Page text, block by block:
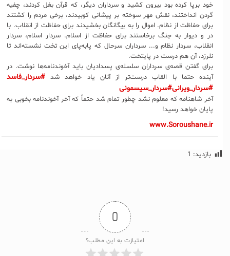
خود برپا کرده بود بیرون کشید و سرداران دیگر، که قرآن بغل کردند، چفیه
گردن انداختند، نقش مهر سوخته بر پیشانی کوبیدند، برخی مردم را کشتند
برای حفاظت از نظام. اموال را به بیگانگان بخشیدند برای حفاظت از انقلاب. با
در و دیوار به جنگ برخاستند برای حفاظت از اسلام. سردار اسلام، سردار
انقلاب، سردار نظام و... سرداران سرحال که پابه‌پای این تخت نشسته‌اند تا
نلرزد، آن هم درست در پایتخت.
برای گفتن قصه‌ی سرداران سلسله‌ی پسدادیان باید آخوندنامه‌ها نوشت. در
آینده حتما با القاب درست‌تر از آنان یاد خواهد شد #سردار_فاسد
#سردار_ویرانی#سردار_سیسمونی
آخر شاهنامه که معلوم نشد چطور تمام شد حتماً که آخر آخوندنامه بخوبی به
پایان خواهد رسید!
www.Soroushane.ir
بازدید: 1
0
امتیازت به این مطلب؟